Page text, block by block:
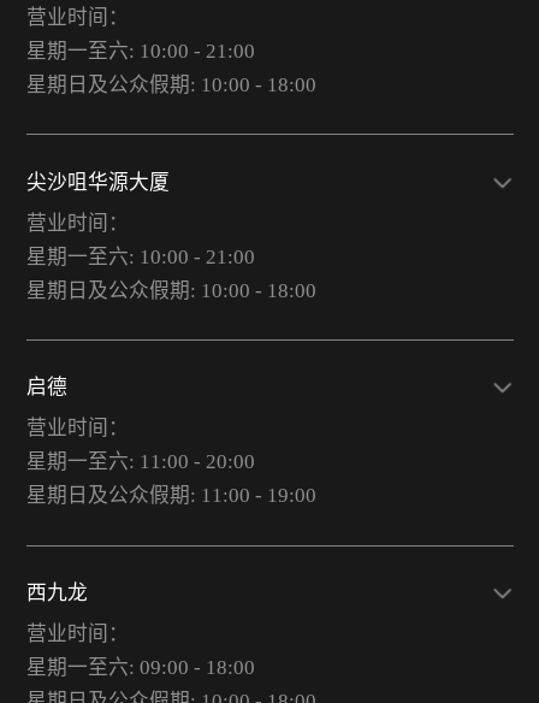
营业时间：
星期一至六: 10:00 - 21:00
星期日及公众假期: 10:00 - 18:00
尖沙咀华源大厦
营业时间：
星期一至六: 10:00 - 21:00
星期日及公众假期: 10:00 - 18:00
启德
营业时间：
星期一至六: 11:00 - 20:00
星期日及公众假期: 11:00 - 19:00
西九龙
营业时间：
星期一至六: 09:00 - 18:00